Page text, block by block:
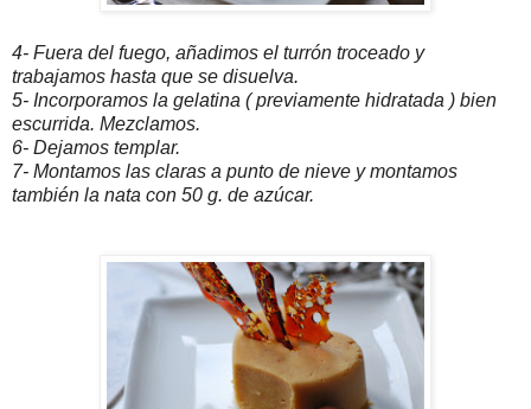
4- Fuera del fuego, añadimos el turrón troceado y
trabajamos hasta que se disuelva.
5- Incorporamos la gelatina ( previamente hidratada ) bien
escurrida. Mezclamos.
6- Dejamos templar.
7- Montamos las claras a punto de nieve y montamos
también la nata con 50 g. de azúcar.